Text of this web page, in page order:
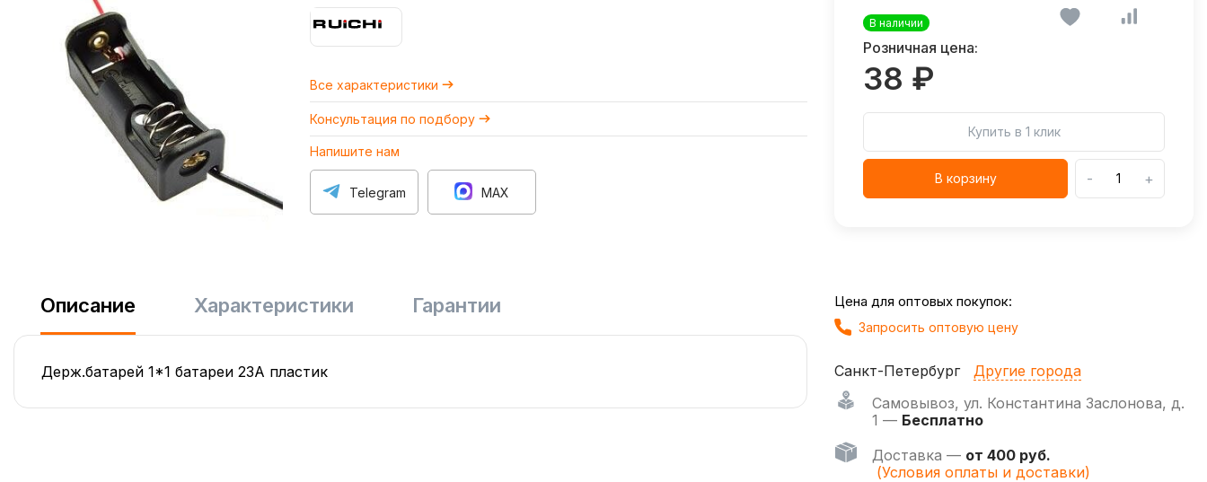
Все характеристики
Консультация по подбору
Напишите нам
Telegram MAX
В наличии
Розничная цена:
38 ₽
Купить в 1 клик
В корзину - +
Описание Характеристики Гарантии
Держ.батарей 1*1 батареи 23А пластик
Цена для оптовых покупок:
Запросить оптовую цену
Санкт-Петербург
Другие города
Самовывоз, ул. Константина Заслонова, д.
1 — Бесплатно
Доставка — от 400 руб.
(Условия оплаты и доставки)